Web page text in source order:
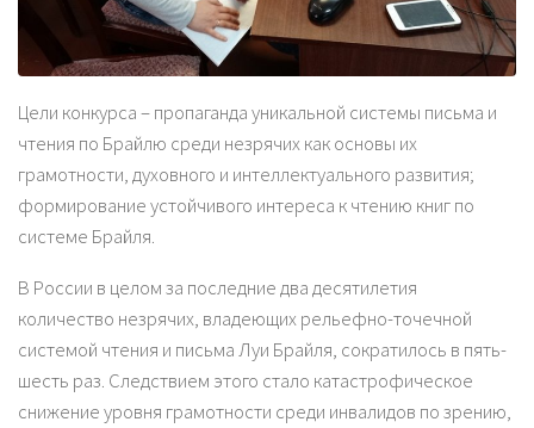
Цели конкурса – пропаганда уникальной системы письма и
чтения по Брайлю среди незрячих как основы их
грамотности, духовного и интеллектуального развития;
формирование устойчивого интереса к чтению книг по
системе Брайля.
В России в целом за последние два десятилетия
количество незрячих, владеющих рельефно-точечной
системой чтения и письма Луи Брайля, сократилось в пять-
шесть раз. Следствием этого стало катастрофическое
снижение уровня грамотности среди инвалидов по зрению,